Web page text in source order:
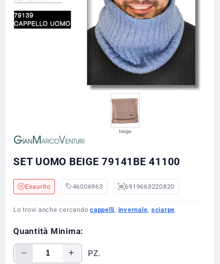
SET UOMO BEIGE 79141BE 41100
Esaurito 46006963 6919663220820
Lo trovi anche cercandocappelli invernale sciarpe.
Quantità Minima:
PZ.